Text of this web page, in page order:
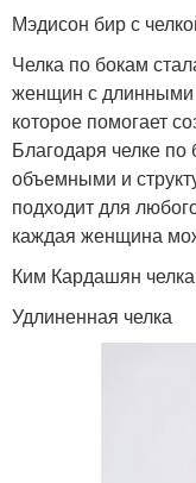
Мэдисон бир с
Челка по бокам
женщин с длинными
которое помогает
Благодаря челке
объемными и
подходит для
каждая женщина
Ким Кардашян
Удлиненная челка